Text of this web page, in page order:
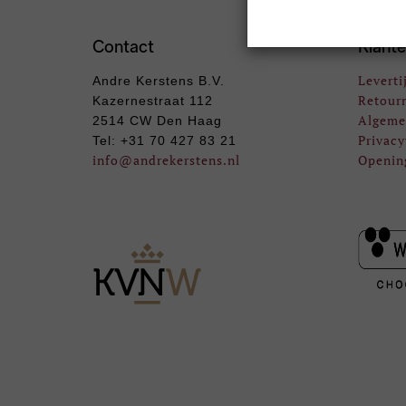
Contact
Andre Kerstens B.V.
Kazernestraat 112
2514 CW Den Haag
Tel: +31 70 427 83 21
info@andrekerstens.nl